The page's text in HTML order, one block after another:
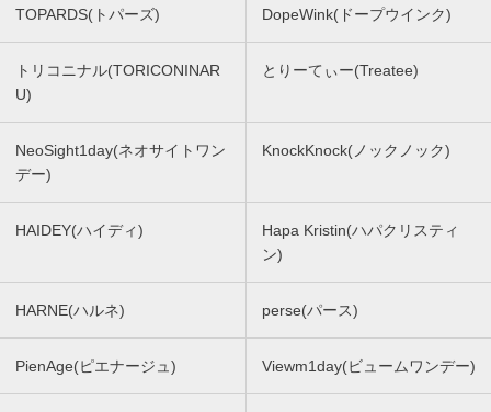
TOPARDS(トパーズ) DopeWink(ドープウインク)
トリコニナル(TORICONINAR
U)
とりーてぃー(Treatee)
NeoSight1day(ネオサイトワン
デー)
KnockKnock(ノックノック)
HAIDEY(ハイディ)
Hapa Kristin(ハパクリスティ
ン)
HARNE(ハルネ) perse(パース)
PienAge(ピエナージュ) Viewm1day(ビュームワンデー)